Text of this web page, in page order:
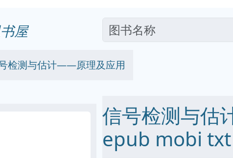
屋
检测与估计——原理及应用
信号检测与
epub mobi txt